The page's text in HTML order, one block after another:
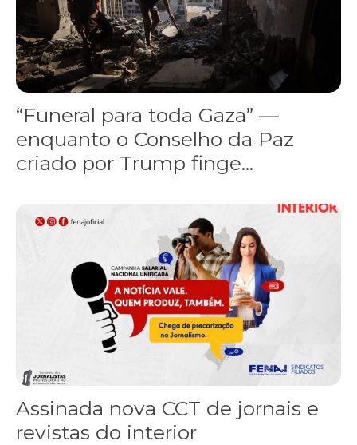
“Funeral para toda Gaza” —
enquanto o Conselho da Paz
criado por Trump finge...
Assinada nova CCT de jornais e revistas do interior
Assinada nova CCT de jornais e
revistas do interior